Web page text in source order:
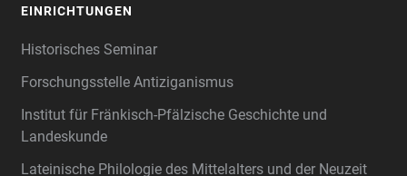
EINRICHTUNGEN
Historisches Seminar
Forschungsstelle Antiziganismus
Institut für Fränkisch-Pfälzische Geschichte und
Landeskunde
Lateinische Philologie des Mittelalters und der Neuzeit